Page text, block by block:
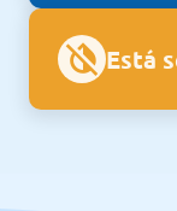
Está